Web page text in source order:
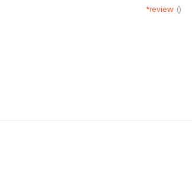
*review ()